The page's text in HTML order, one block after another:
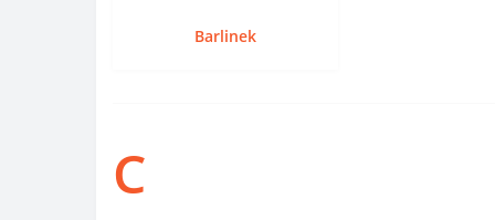
Barlinek
C